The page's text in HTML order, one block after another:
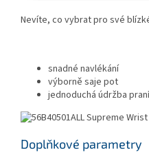
Nevíte, co vybrat pro své
snadné navlékání
výborně saje pot
jednoduchá údržba
Doplňkové parametry